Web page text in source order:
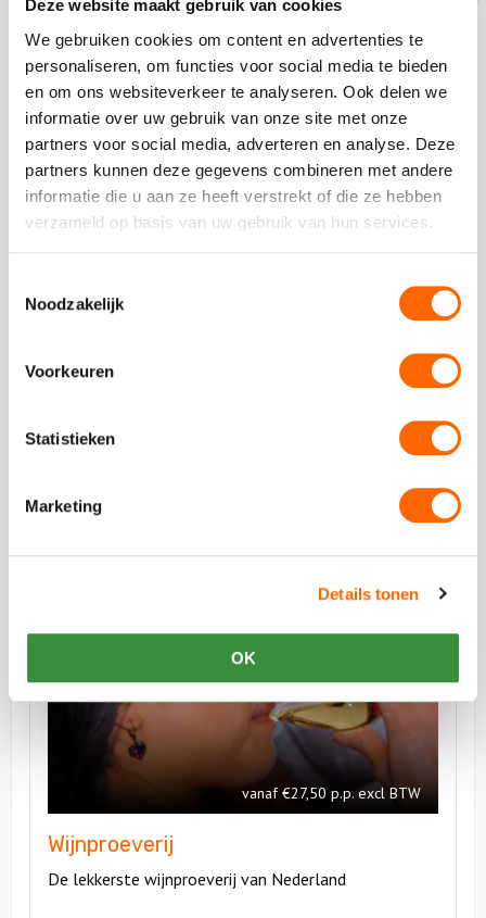
Deze website maakt gebruik van cookies
We gebruiken cookies om content en advertenties te
personaliseren, om functies voor social media te bieden
en om ons websiteverkeer te analyseren. Ook delen we
informatie over uw gebruik van onze site met onze
partners voor social media, adverteren en analyse. Deze
partners kunnen deze gegevens combineren met andere
informatie die u aan ze heeft verstrekt of die ze hebben
verzameld op basis van uw gebruik van hun services.
Noodzakelijk
Voorkeuren
Statistieken
Marketing
Details tonen
OK
Bel ons op088-7887000
Op dit moment zijn we gesloten.
Stuur ons een bericht
Ga naarcontactformulier
Chat met ons
Start metchatten
Beoordeling van onze klanten
Bekijk alle reviews
vanaf €27,50 p.p. excl BTW
Wijnproeverij
De lekkerste wijnproeverij van Nederland
Bekijk